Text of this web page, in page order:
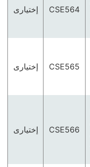
CSE564 إختيارى
CSE565 إختيارى
CSE566 إختيارى